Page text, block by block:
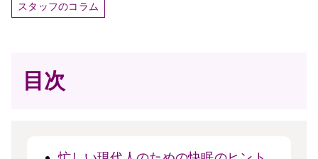
スタッフのコラム
目次